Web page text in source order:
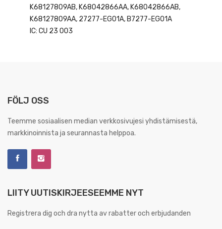
K68127809AB, K68042866AA, K68042866AB,
K68127809AA, 27277-EG01A, B7277-EG01A
IC: CU 23 003
FÖLJ OSS
Teemme sosiaalisen median verkkosivujesi yhdistämisestä,
markkinoinnista ja seurannasta helppoa.
LIITY UUTISKIRJEESEEMME NYT
Registrera dig och dra nytta av rabatter och erbjudanden